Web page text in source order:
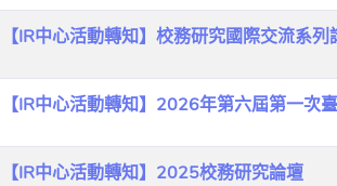
【IR中心活動轉知】校務研究國際交流系列
【IR中心活動轉知】2026年第六屆第一次
【IR中心活動轉知】2025校務研究論壇